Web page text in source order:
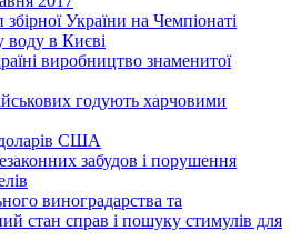
України на Чемпіонаті
воду в Києві
виробництво знаменитої
годують харчовими
США
забудов і порушення
виноградарства та
стан справ і пошуку стимулів для